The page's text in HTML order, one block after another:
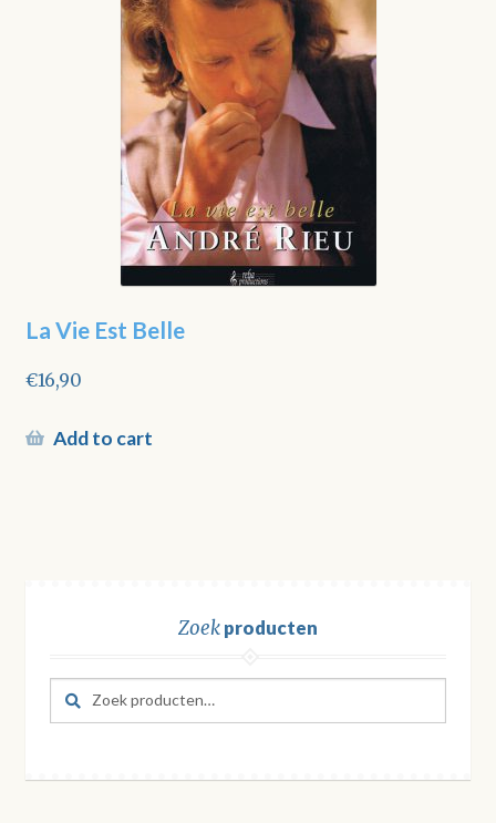
La Vie Est Belle
€16,90
Add to cart
Zoekproducten
Zoeken
naar:
Zoeken